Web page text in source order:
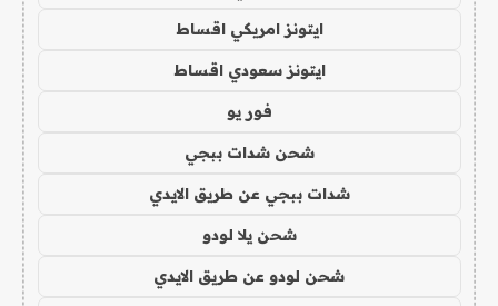
ايتونز امريكي اقساط
ايتونز سعودي اقساط
فور يو
شحن شدات ببجي
شدات ببجي عن طريق الايدي
شحن يلا لودو
شحن لودو عن طريق الايدي